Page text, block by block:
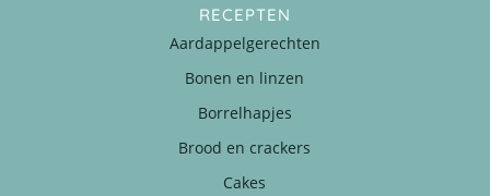
RECEPTEN
Aardappelgerechten
Bonen en linzen
Borrelhapjes
Brood en crackers
Cakes